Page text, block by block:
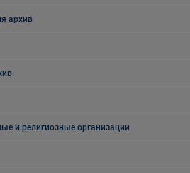
архив
и религиозные организации